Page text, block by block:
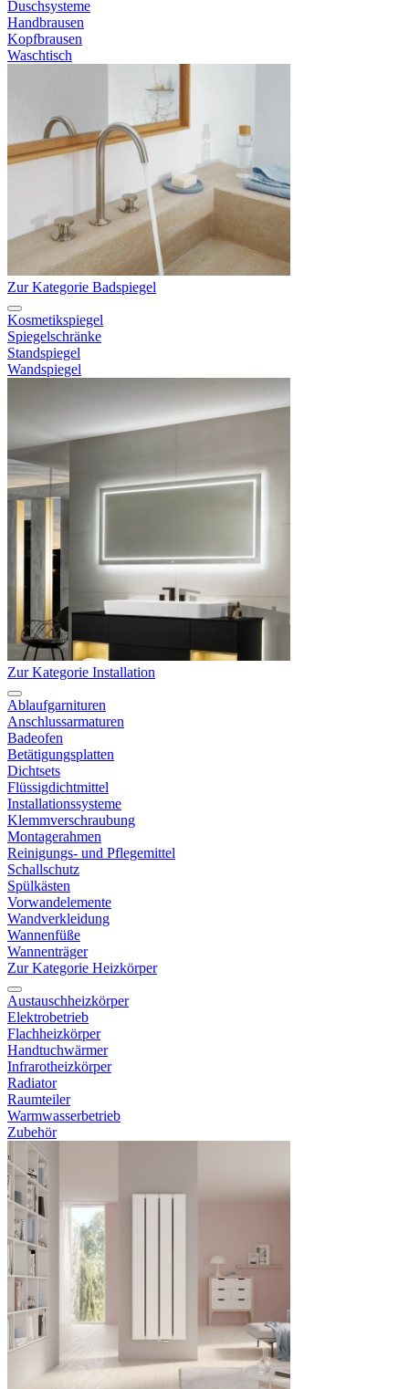
Duschsysteme
Handbrausen
Kopfbrausen
Waschtisch
Zur Kategorie Badspiegel
Kosmetikspiegel
Spiegelschränke
Standspiegel
Wandspiegel
Zur Kategorie Installation
Ablaufgarnituren
Anschlussarmaturen
Badeofen
Betätigungsplatten
Dichtsets
Flüssigdichtmittel
Installationssysteme
Klemmverschraubung
Montagerahmen
Reinigungs- und Pflegemittel
Schallschutz
Spülkästen
Vorwandelemente
Wandverkleidung
Wannenfüße
Wannenträger
Zur Kategorie Heizkörper
Austauschheizkörper
Elektrobetrieb
Flachheizkörper
Handtuchwärmer
Infrarotheizkörper
Radiator
Raumteiler
Warmwasserbetrieb
Zubehör